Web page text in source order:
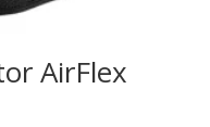
AirFlex